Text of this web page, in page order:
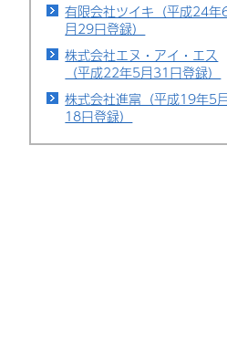
有限会社ツイキ（平成24年
月29日登録）
株式会社エヌ・アイ・エス
（平成22年5月31日登録）
株式会社進富（平成19年5月
18日登録）